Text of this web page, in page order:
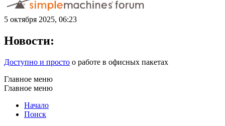
5 октября 2025, 06:23
Новости:
Доступно и просто о работе в офисных пакетах
Главное меню
Главное меню
Начало
Поиск